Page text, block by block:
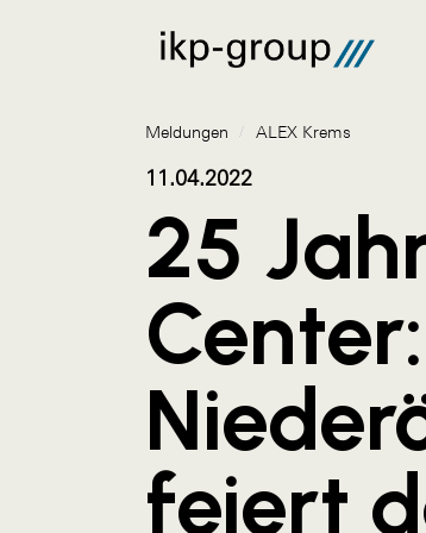
Meldungen / ALEX Krems
11.04.2022
25
Center:
feiert